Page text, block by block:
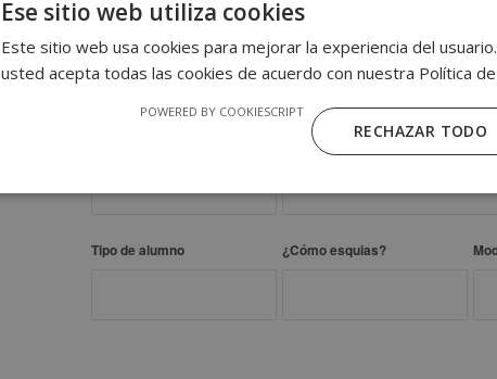
Nombre Apellidos
Email
Tipo de alumno ¿Cómo esquias?
Ese sitio web utiliza cookies
Este sitio web usa cookies para mejorar la experiencia del
usted acepta todas las cookies de acuerdo con nuestra Política
RECHAZAR TODO
POWERED BY COOKIESCRIPT